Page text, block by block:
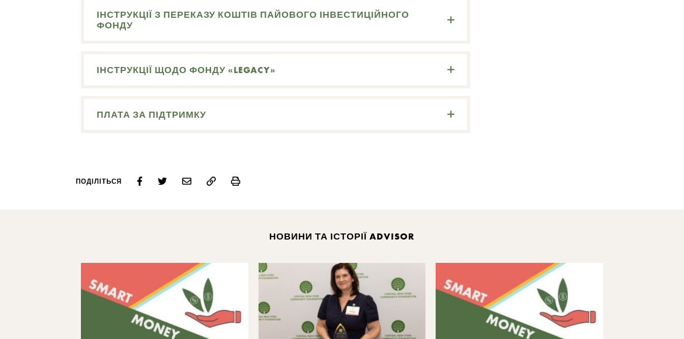
ІНСТРУКЦІЇ З ПЕРЕКАЗУ КОШТІВ ПАЙОВОГО ІНВЕСТИЦІЙНОГО
ФОНДУ
ІНСТРУКЦІЇ ЩОДО ФОНДУ «LEGACY»
ПЛАТА ЗА ПІДТРИМКУ
ПОДІЛІТЬСЯ Print
НОВИНИ ТА ІСТОРІЇ ADVISOR